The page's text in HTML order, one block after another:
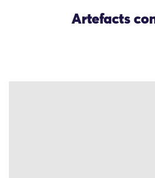
Artefacts